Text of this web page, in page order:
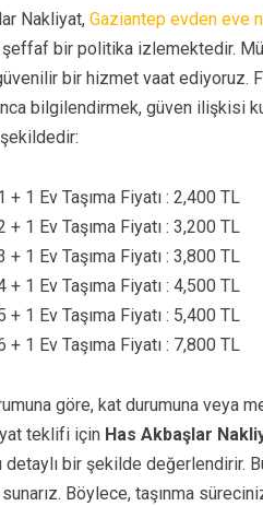
Nakliyat, Gaziantep evden eve
bir politika izlemektedir.
bir hizmet vaat ediyoruz.
bilgilendirmek, güven ilişkisi
+ 1 Ev Taşıma Fiyatı : 2,400 TL
+ 1 Ev Taşıma Fiyatı : 3,200 TL
+ 1 Ev Taşıma Fiyatı : 3,800 TL
+ 1 Ev Taşıma Fiyatı : 4,500 TL
+ 1 Ev Taşıma Fiyatı : 5,400 TL
+ 1 Ev Taşıma Fiyatı : 7,800 TL
göre, kat durumuna
teklifi için Has Akbaşlar
detaylı bir şekilde
Böylece, taşınma